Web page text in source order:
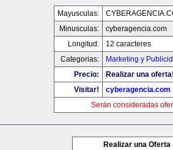
Mayusculas:
Minusculas:
cyberagencia.com
Longitud:
12 caracteres
Categorias:
Marketing y
Precio:
Realizar una
Visitar!
cyberagencia.com
Serán consideradas
Realizar una Oferta